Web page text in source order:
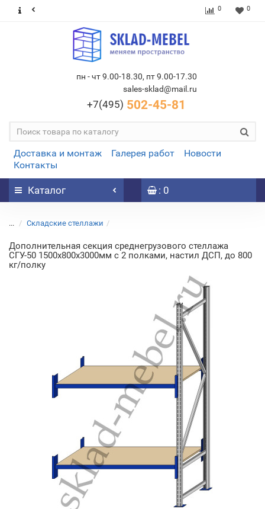
0 0
пн - чт 9.00-18.30, пт 9.00-17.30
sales-sklad@mail.ru
+7(495) 502-45-81
Доставка и монтаж Галерея работ
Новости
Контакты
Каталог : 0
... Складские стеллажи
Дополнительная секция среднегрузового стеллажа
СГУ-50 1500х800х3000мм с 2 полками, настил ДСП, до 800
кг/полку